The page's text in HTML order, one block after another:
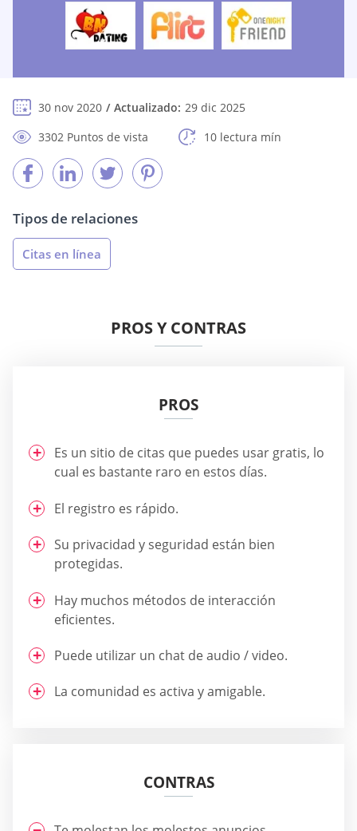
30 nov 2020 Actualizado: 29 dic 2025
3302 Puntos de vista
10 lectura mín
Tipos de relaciones
Citas en línea
PROS Y CONTRAS
PROS
Es un sitio de citas que puedes usar gratis, lo
cual es bastante raro en estos días.
El registro es rápido.
Su privacidad y seguridad están bien
protegidas.
Hay muchos métodos de interacción
eficientes.
Puede utilizar un chat de audio / video.
La comunidad es activa y amigable.
CONTRAS